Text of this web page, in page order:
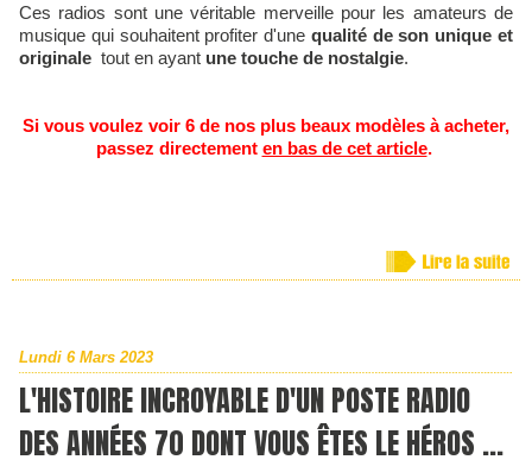
Ces radios sont une véritable merveille pour les amateurs de
musique qui souhaitent profiter d'une qualité de son unique et
originale tout en ayant une touche de nostalgie.
Si vous voulez voir 6 de nos plus beaux modèles à acheter,
passez directement en bas de cet article.
Lundi 6 Mars 2023
L'HISTOIRE INCROYABLE D'UN POSTE RADIO
DES ANNÉES 70 DONT VOUS ÊTES LE HÉROS ...